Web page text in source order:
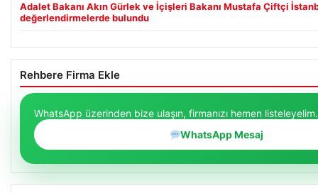
Adalet Bakanı Akın Gürlek ve İçişleri Bakanı Mustafa Çiftçi
değerlendirmelerde bulundu
Rehbere Firma Ekle
WhatsApp üzerinden bize ulaşın, firmanızı hemen listeleyelim.
WhatsApp Mesaj